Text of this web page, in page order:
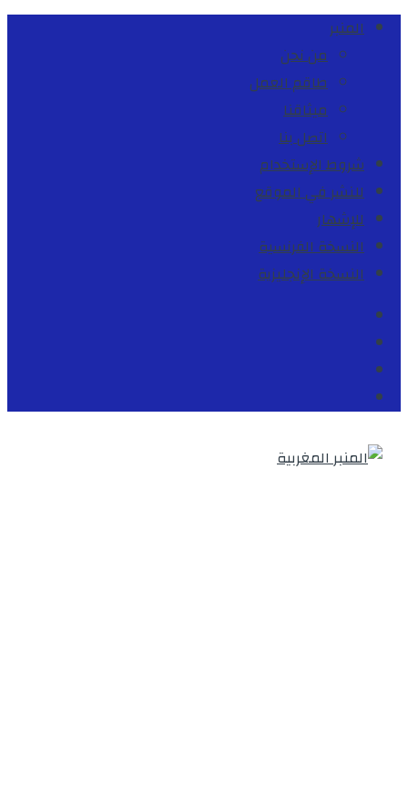
المنبر
من نحن
طاقم العمل
ميثاقنا
اتصل بنا
شروط الإستخدام
للنشر في الموقع
للإشهار
النسخة الفرنسية
النسخة الإنجليزية